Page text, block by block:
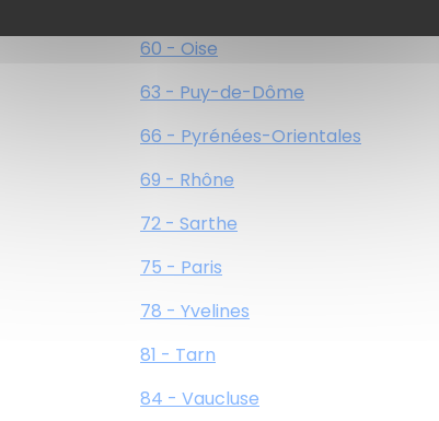
60 - Oise
63 - Puy-de-Dôme
66 - Pyrénées-Orientales
69 - Rhône
72 - Sarthe
75 - Paris
78 - Yvelines
81 - Tarn
84 - Vaucluse